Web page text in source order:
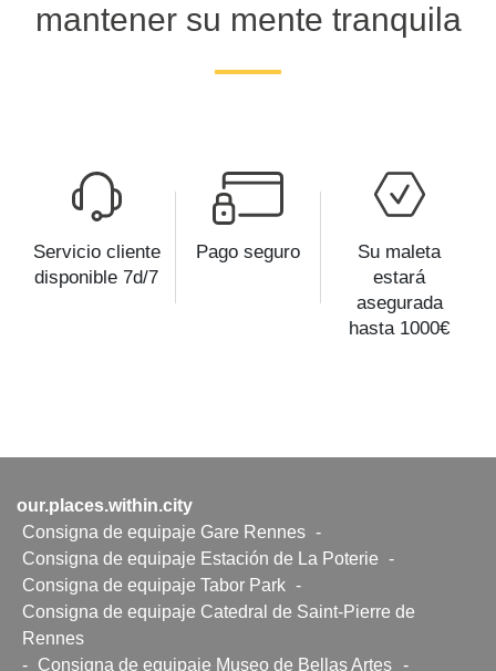
mantener su mente tranquila
Servicio cliente
disponible 7d/7
Pago seguro
Su maleta
estará
asegurada
hasta 1000€
our.places.within.city
Consigna de equipaje Gare Rennes -
Consigna de equipaje Estación de La Poterie
-
Consigna de equipaje Tabor Park -
Consigna de equipaje Catedral de Saint-Pierre de
Rennes
-
Consigna de equipaje Museo de Bellas Artes -